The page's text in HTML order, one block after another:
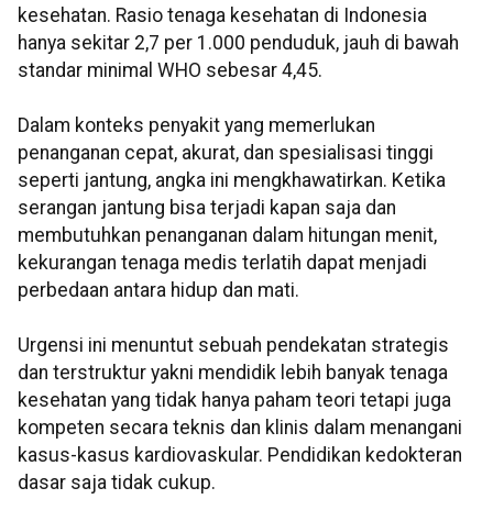
kesehatan. Rasio tenaga kesehatan di Indonesia
hanya sekitar 2,7 per 1.000 penduduk, jauh di bawah
standar minimal WHO sebesar 4,45.
Dalam konteks penyakit yang memerlukan
penanganan cepat, akurat, dan spesialisasi tinggi
seperti jantung, angka ini mengkhawatirkan. Ketika
serangan jantung bisa terjadi kapan saja dan
membutuhkan penanganan dalam hitungan menit,
kekurangan tenaga medis terlatih dapat menjadi
perbedaan antara hidup dan mati.
Urgensi ini menuntut sebuah pendekatan strategis
dan terstruktur yakni mendidik lebih banyak tenaga
kesehatan yang tidak hanya paham teori tetapi juga
kompeten secara teknis dan klinis dalam menangani
kasus-kasus kardiovaskular. Pendidikan kedokteran
dasar saja tidak cukup.